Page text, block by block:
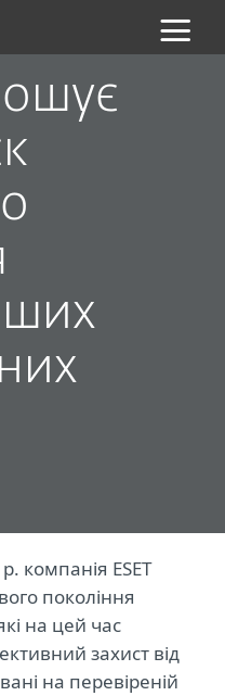
компанія ESET
покоління
на цей час
захист від
на перевіреній